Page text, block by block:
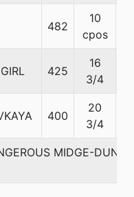
482
10
cpos
425
16
3/4
400
20
3/4
MIDGE-DUNA